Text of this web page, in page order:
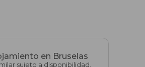
en Bruselas
sujeto a disponibilidad.